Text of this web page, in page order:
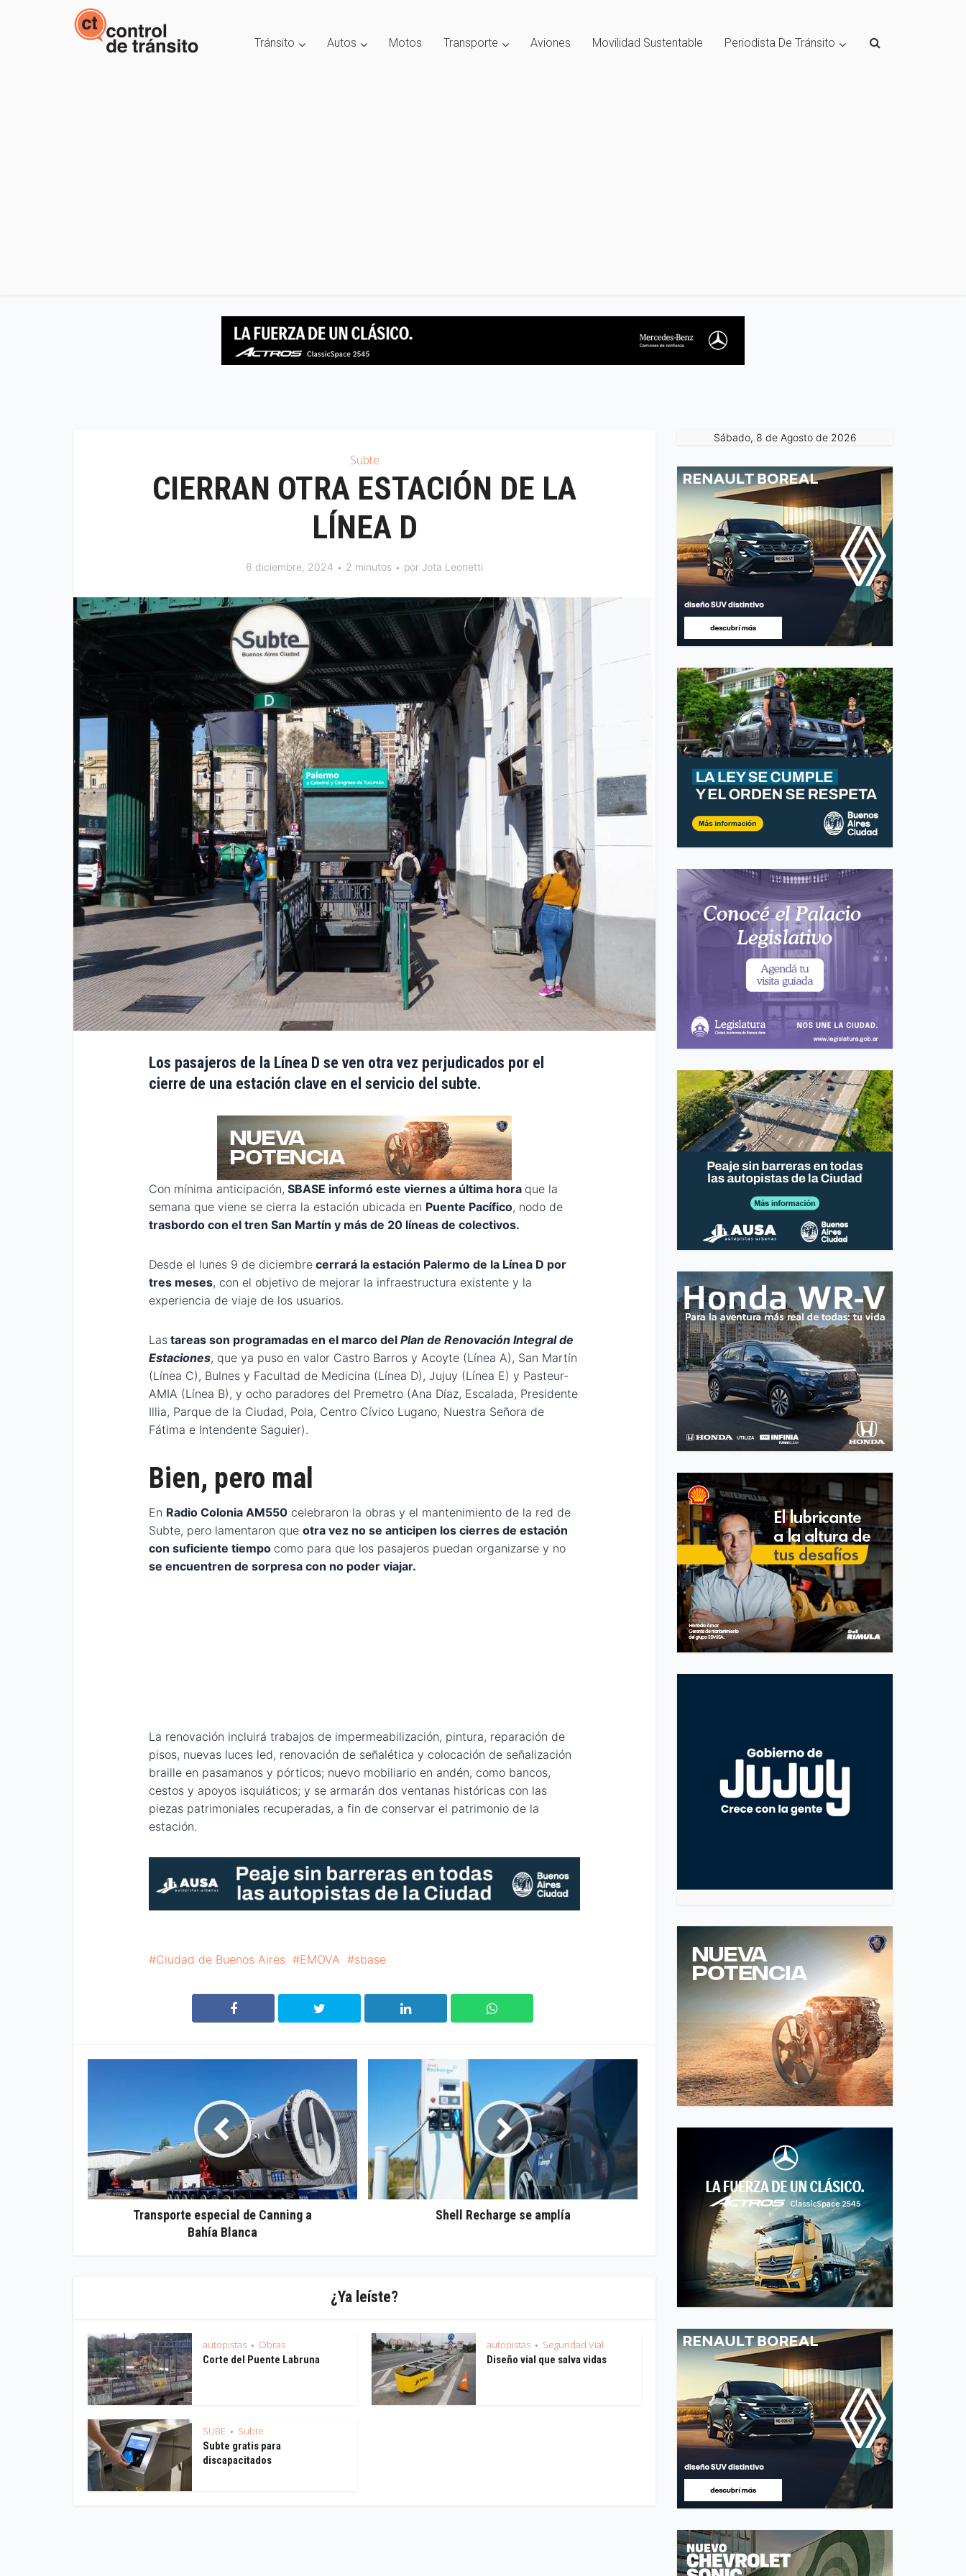
Tránsito Autos Motos Transporte Aviones Movilidad Sustentable Periodista De Tránsito
Subte
CIERRAN OTRA ESTACIÓN DE LA
LÍNEA D
6 diciembre, 2024 2 minutos por Jota Leonetti
Los pasajeros de la Línea D se ven otra vez perjudicados por el
cierre de una estación clave en el servicio del subte.
Con mínima anticipación, SBASE informó este viernes a última hora que la
semana que viene se cierra la estación ubicada en Puente Pacífico, nodo de
trasbordo con el tren San Martín y más de 20 líneas de colectivos.
Desde el lunes 9 de diciembre cerrará la estación Palermo de la Línea D por
tres meses, con el objetivo de mejorar la infraestructura existente y la
experiencia de viaje de los usuarios.
Las tareas son programadas en el marco del Plan de Renovación Integral de
Estaciones, que ya puso en valor Castro Barros y Acoyte (Línea A), San Martín
(Línea C), Bulnes y Facultad de Medicina (Línea D), Jujuy (Línea E) y Pasteur-
AMIA (Línea B), y ocho paradores del Premetro (Ana Díaz, Escalada, Presidente
Illia, Parque de la Ciudad, Pola, Centro Cívico Lugano, Nuestra Señora de
Fátima e Intendente Saguier).
Bien, pero mal
En Radio Colonia AM550 celebraron la obras y el mantenimiento de la red de
Subte, pero lamentaron que otra vez no se anticipen los cierres de estación
con suficiente tiempo como para que los pasajeros puedan organizarse y no
se encuentren de sorpresa con no poder viajar.
La renovación incluirá trabajos de impermeabilización, pintura, reparación de
pisos, nuevas luces led, renovación de señalética y colocación de señalización
braille en pasamanos y pórticos; nuevo mobiliario en andén, como bancos,
cestos y apoyos isquiáticos; y se armarán dos ventanas históricas con las
piezas patrimoniales recuperadas, a fin de conservar el patrimonio de la
estación.
Ciudad de Buenos Aires EMOVA sbase
Transporte especial de Canning a
Bahía Blanca
Shell Recharge se amplía
¿Ya leíste?
autopistas • Obras
Corte del Puente Labruna
autopistas • Seguridad Vial
Diseño vial que salva vidas
SUBE • Subte
Subte gratis para
discapacitados
Sábado, 8 de Agosto de 2026